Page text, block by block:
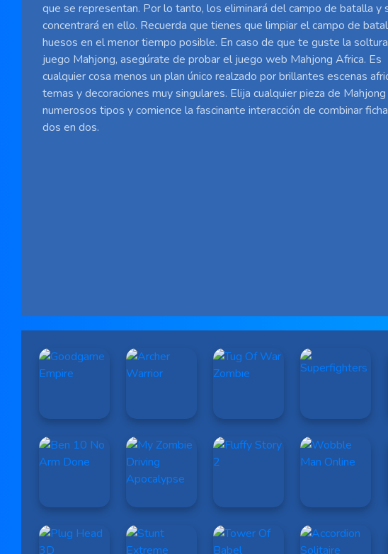
que se representan. Por lo tanto, los eliminará del campo de batalla y
concentrará en ello. Recuerda que tienes que limpiar el campo de
huesos en el menor tiempo posible. En caso de que te guste la
juego Mahjong, asegúrate de probar el juego web Mahjong Africa. Es
cualquier cosa menos un plan único realzado por brillantes escenas
temas y decoraciones muy singulares. Elija cualquier pieza de
numerosos tipos y comience la fascinante interacción de combinar
dos en dos.